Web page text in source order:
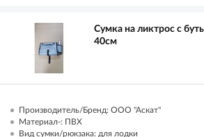
Сумка на ликтрос с
40см
Производитель/Бренд: ООО "Аскат"
Материал-: ПВХ
Вид сумки/рюкзака: для лодки